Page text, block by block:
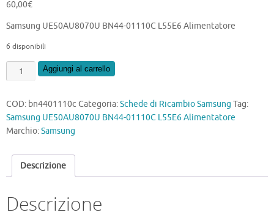
60,00€
Samsung UE50AU8070U BN44-01110C L55E6 Alimentatore
6 disponibili
Samsung
UE50AU8070U
01110C
L55E6
Alimentatore
Aggiungi al carrello
COD: bn4401110c Categoria:Schede di Ricambio Samsung Tag:
Samsung UE50AU8070U BN44-01110C L55E6 Alimentatore
Marchio:Samsung
Descrizione
Descrizione